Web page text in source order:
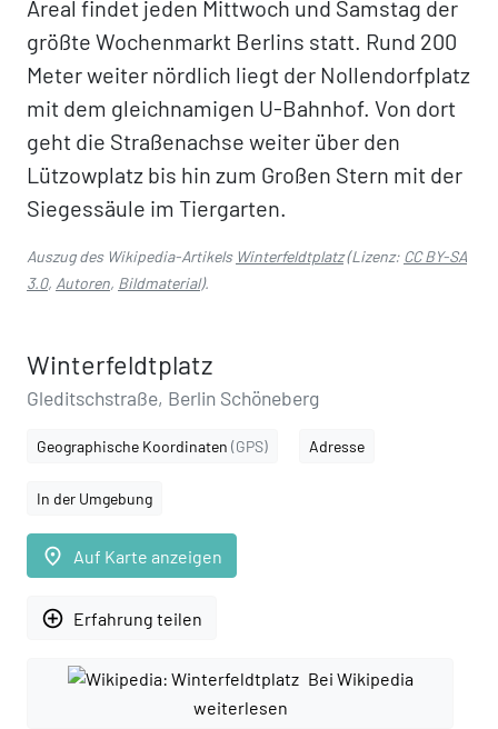
Areal findet jeden Mittwoch und Samstag der
größte Wochenmarkt Berlins statt. Rund 200
Meter weiter nördlich liegt der Nollendorfplatz
mit dem gleichnamigen U-Bahnhof. Von dort
geht die Straßenachse weiter über den
Lützowplatz bis hin zum Großen Stern mit der
Siegessäule im Tiergarten.
Auszug des Wikipedia-Artikels Winterfeldtplatz(Lizenz: CC BY-SA
3.0, Autoren, Bildmaterial).
Winterfeldtplatz
Gleditschstraße, Berlin Schöneberg
Geographische Koordinaten (GPS) Adresse
In der Umgebung
place Auf Karte anzeigen
add_circle_outline Erfahrung teilen
Bei Wikipedia
weiterlesen